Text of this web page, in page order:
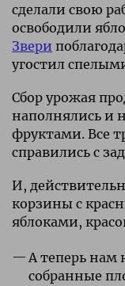
сделали свою
освободили
Звери
угостил
Сбор урожая
наполнялись и
фруктами. Все
справились с
И,
корзины с
яблоками,
А теперь нам
собранные